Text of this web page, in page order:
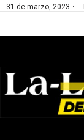
31 de marzo, 2023 ·